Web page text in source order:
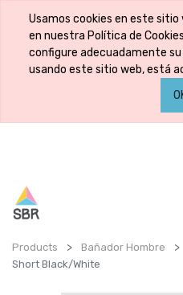
Usamos cookies en este sitio
en nuestra Política de
configure adecuadamente
usando este sitio web, está
Products Bañador Hombre
Short Black/White